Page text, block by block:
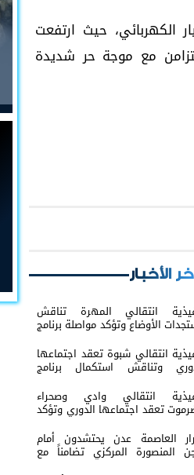
الكهربائي، حيث ارتفعت
بالتزامن مع موجة حر شديدة
الأخبار
انتقالي المهرة تناقش
الأوضاع وتؤكد مواصلة برنامج
الشعبي السلمي
انتقالي شبوة تعقد اجتماعها
وتناقش استكمال برنامج
الشعبي
انتقالي وادي وصحراء
تعقد اجتماعها الدوري وتؤكد
العاصمة عدن يحتشدون أمام
المنصورة المركزي تضامناً مع